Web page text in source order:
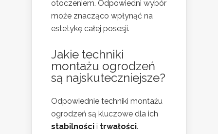
otoczeniem. Odpowiedni wybór
może znacząco wpłynąć na
estetykę całej posesji.
Jakie techniki
montażu ogrodzeń
są najskuteczniejsze?
Odpowiednie techniki montażu
ogrodzeń są kluczowe dla ich
stabilności i trwałości.